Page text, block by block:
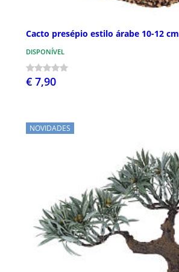
Cacto presépio estilo árabe 10-12 cm
DISPONÍVEL
€ 7,90
NOVIDADES